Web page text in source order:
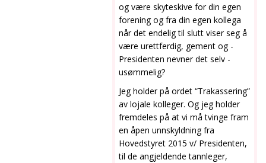
og være skyteskive for din egen
forening og fra din egen kollega
når det endelig til slutt viser seg å
være urettferdig, gement og -
Presidenten nevner det selv -
usømmelig?
Jeg holder på ordet “Trakassering”
av lojale kolleger. Og jeg holder
fremdeles på at vi må tvinge fram
en åpen unnskyldning fra
Hovedstyret 2015 v/ Presidenten,
til de angjeldende tannleger,